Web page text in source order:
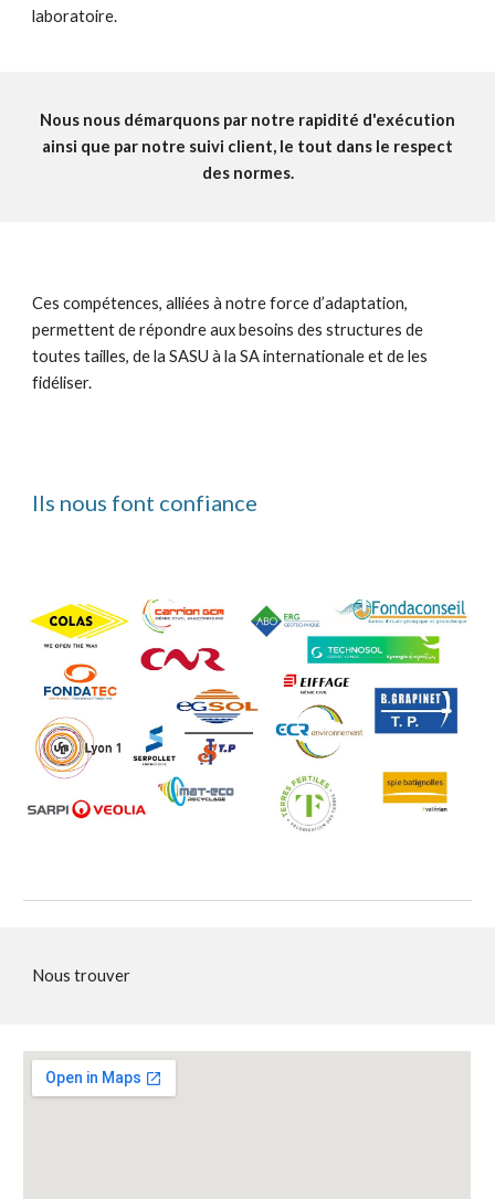
laboratoire.
Nous nous démarquons par notre rapidité d'exécution
ainsi que par notre suivi client, le tout dans le respect
des normes.
Ces compétences, alliées à notre force d’adaptation,
permettent de répondre aux besoins des structures de
toutes tailles, de la SASU à la SA internationale et de les
fidéliser.
Ils nous font confiance
Nous trouver